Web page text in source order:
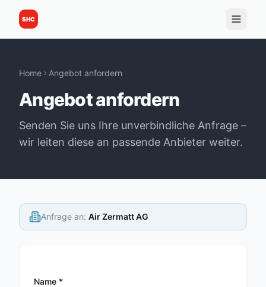
SHC
Home Angebot anfordern
Angebot anfordern
Senden Sie uns Ihre unverbindliche Anfrage –
wir leiten diese an passende Anbieter weiter.
Anfrage an: Air Zermatt AG
Name *